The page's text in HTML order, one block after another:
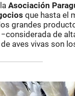
Asociación
que hasta el
grandes
de
aves vivas son